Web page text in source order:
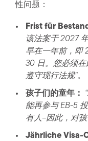
性问题：
Frist für
该法案于 2027
早在一年前，即
30 日。您必须
遵守现行法规”。
孩子们的童年：
能再参与 EB-5
有人–因此，对孩
Jährliche Visa-